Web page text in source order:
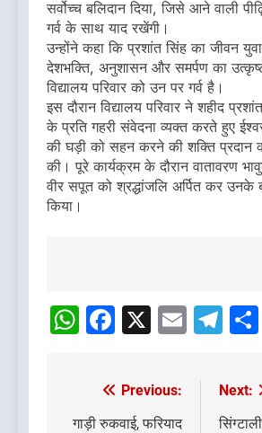
सर्वोच्च बलिदान दिया, जिसे आने वाली
गर्व के साथ याद रखेंगी।
उन्होंने कहा कि प्रशांत सिंह का जीवन
देशभक्ति, अनुशासन और समर्पण का
विद्यालय परिवार को उन पर गर्व है।
इस दौरान विद्यालय परिवार ने शहीद
के प्रति गहरी संवेदना व्यक्त करते हुए
की घड़ी को सहन करने की शक्ति प्रदान
की। पूरे कार्यक्रम के दौरान वातावरण
वीर सपूत को श्रद्धांजलि अर्पित कर उनके
किया।
navigation
WhatsApp
Facebook
X Email
Post
navigation
Previous:
गाड़ी रुकवाई, फरियाद
Next: